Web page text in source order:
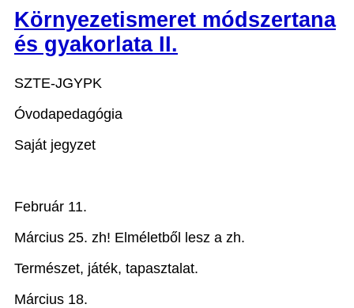
Környezetismeret módszertana
és gyakorlata II.
SZTE-JGYPK
Óvodapedagógia
Saját jegyzet
Február 11.
Március 25. zh! Elméletből lesz a zh.
Természet, játék, tapasztalat.
Március 18.